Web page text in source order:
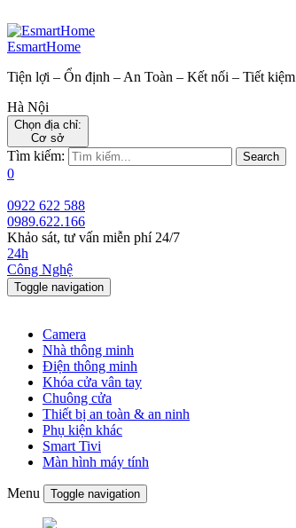
EsmartHome
Tiện lợi – Ổn định – An Toàn – Kết nối – Tiết kiệm
Hà Nội
Chọn địa chỉ:
Cơ sở
Tìm kiếm: Search
0
0922 622 588
0989.622.166
Khảo sát, tư vấn miễn phí 24/7
24h
Công Nghệ
Toggle navigation
Camera
Nhà thông minh
Điện thông minh
Khóa cửa vân tay
Chuông cửa
Thiết bị an toàn & an ninh
Phụ kiện khác
Smart Tivi
Màn hình máy tính
Menu Toggle navigation